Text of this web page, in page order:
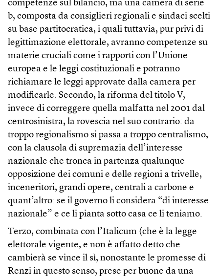
competenze sul bilancio, ma una camera di serie
b, composta da consiglieri regionali e sindaci scelti
su base partitocratica, i quali tuttavia, pur privi di
legittimazione elettorale, avranno competenze su
materie cruciali come i rapporti con l’Unione
europea e le leggi costituzionali e potranno
richiamare le leggi approvate dalla camera per
modificarle. Secondo, la riforma del titolo V,
invece di correggere quella malfatta nel 2001 dal
centrosinistra, la rovescia nel suo contrario: da
troppo regionalismo si passa a troppo centralismo,
con la clausola di supremazia dell’interesse
nazionale che tronca in partenza qualunque
opposizione dei comuni e delle regioni a trivelle,
inceneritori, grandi opere, centrali a carbone e
quant’altro: se il governo li considera “di interesse
nazionale” e ce li pianta sotto casa ce li teniamo.
Terzo, combinata con l’Italicum (che è la legge
elettorale vigente, e non è affatto detto che
cambierà se vince il sì, nonostante le promesse di
Renzi in questo senso, prese per buone da una